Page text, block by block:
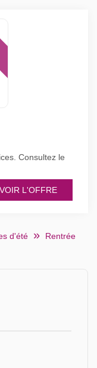
Consultez le
VOIR L'OFFRE
d'été
Rentrée